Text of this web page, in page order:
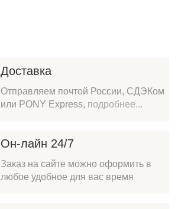
Доставка
Отправляем почтой России, СДЭКом
или PONY Express, подробнее...
Он-лайн 24/7
Заказ на сайте можно оформить в
любое удобное для вас время